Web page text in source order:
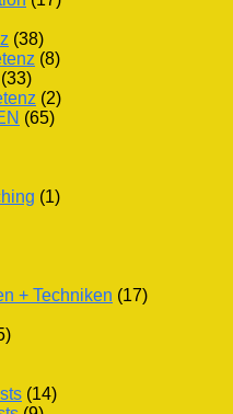
(38)
(8)
(33)
(2)
(65)
(1)
+ Techniken (17)
(14)